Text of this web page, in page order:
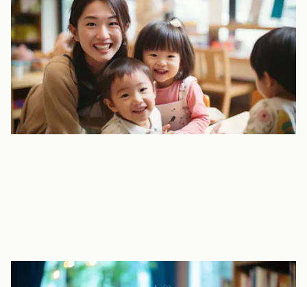
パソコンや絵本、紙芝居などを拡大表示できるプロジェクターが
あるのでお子さまも大満足。
リズム遊びや制作の前にイメージを広げるために映像を見るな
ど、様々な活動の場面で使用しています。
室内でもダイナミックに遊べる大型遊具